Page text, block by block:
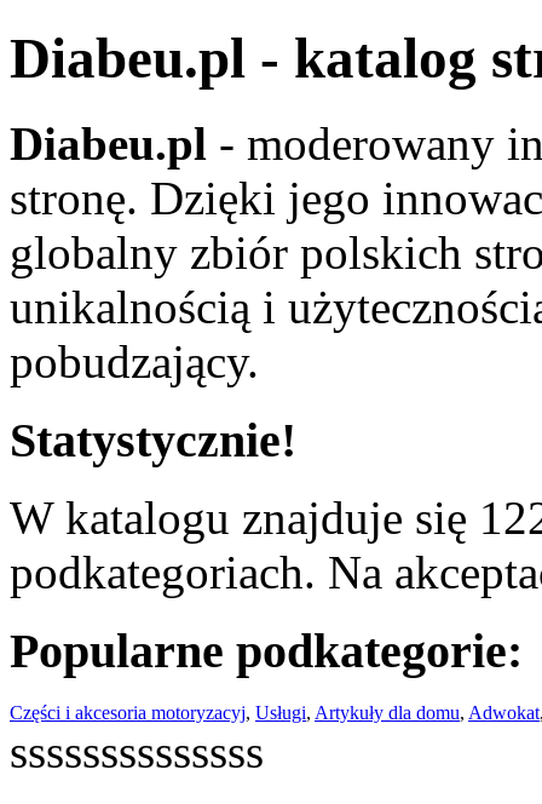
Diabeu.pl - katalog
Diabeu.pl - moderowany
stronę. Dzięki jego
globalny zbiór polskich
unikalnością i
pobudzający.
Statystycznie!
W katalogu znajduje się
podkategoriach. Na
Popularne podkategorie:
Części i akcesoria motoryzacyj, Usługi, Artykuły dla domu, Adwokat
ssssssssssssss